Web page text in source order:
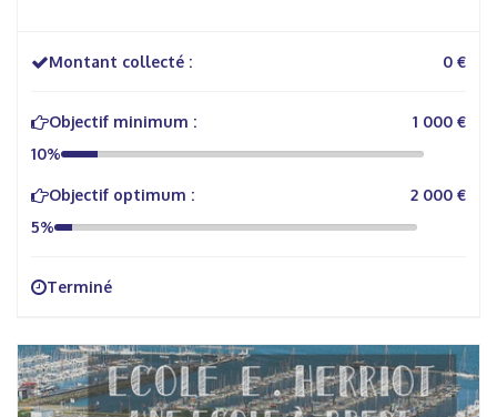
Montant collecté : 0 €
Objectif minimum :
1 000 €
10%
Objectif optimum :
2 000 €
5%
Terminé